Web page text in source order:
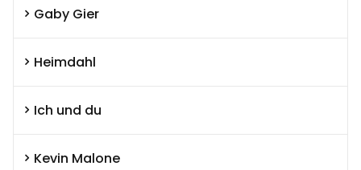
Gaby Gier
Heimdahl
Ich und du
Kevin Malone